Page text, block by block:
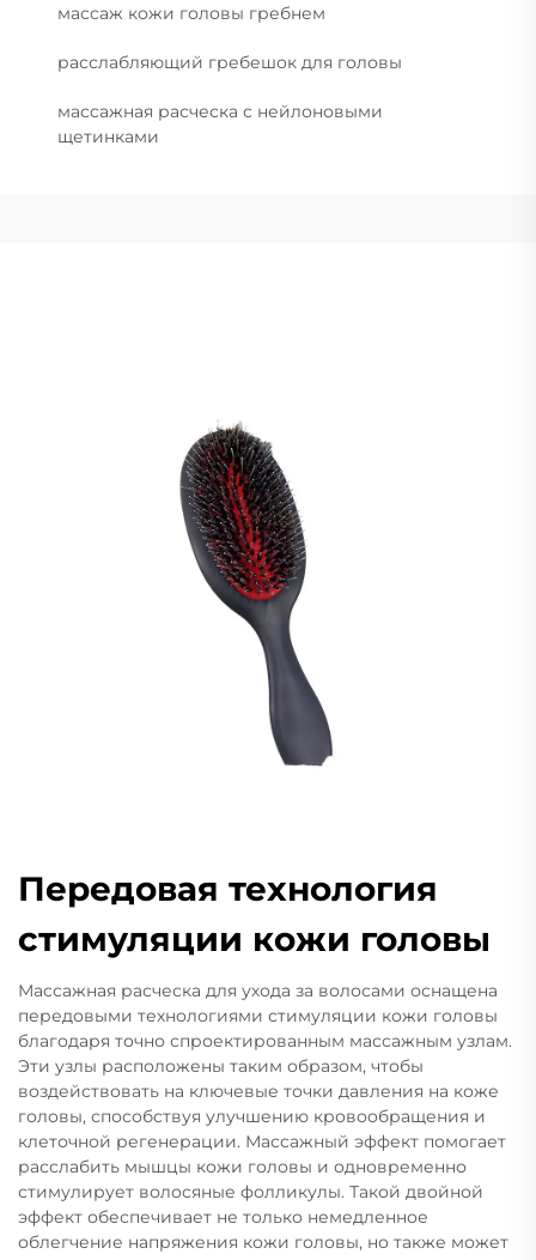
массаж кожи головы гребнем
расслабляющий гребешок для головы
массажная расческа с нейлоновыми
щетинками
Передовая технология
стимуляции кожи головы
Массажная расческа для ухода за волосами оснащена
передовыми технологиями стимуляции кожи головы
благодаря точно спроектированным массажным узлам.
Эти узлы расположены таким образом, чтобы
воздействовать на ключевые точки давления на коже
головы, способствуя улучшению кровообращения и
клеточной регенерации. Массажный эффект помогает
расслабить мышцы кожи головы и одновременно
стимулирует волосяные фолликулы. Такой двойной
эффект обеспечивает не только немедленное
облегчение напряжения кожи головы, но также может